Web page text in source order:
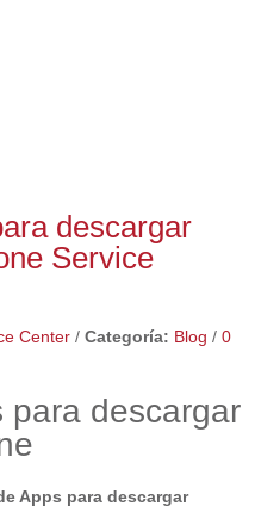
descargar
Service
Center/ Categoría: Blog / 0
para descargar
Apps para descargar